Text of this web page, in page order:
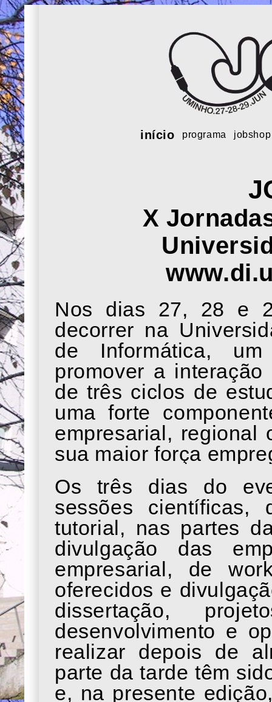
início programa jobshop
X
Nos dias 27, 28 e
decorrer na
de Informática,
promover a
de três ciclos de
uma forte
empresarial, regional
sua maior força
Os três dias do
sessões
tutorial, nas partes
divulgação das
empresarial, de
oferecidos e
dissertação,
desenvolvimento e
realizar depois de
parte da tarde têm
e, na presente